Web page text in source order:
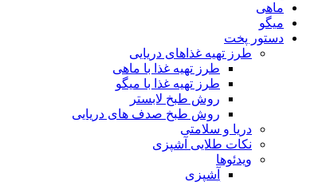
ماهی
میگو
دستور پخت
طرز تهیه غذاهای دریایی
طرز تهیه غذا با ماهی
طرز تهیه غذا با میگو
روش طبخ لابستر
روش طبخ صدف های دریایی
دریا و سلامتی
نکات طلایی آشپزی
ویدئوها
آشپزی